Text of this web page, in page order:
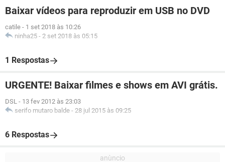
Baixar vídeos para reproduzir em USB no DVD
catile - 1 set 2018 às 10:26
ninha25 - 2 set 2018 às 05:15
1 Respostas
URGENTE! Baixar filmes e shows em AVI grátis.
DSL - 13 fev 2012 às 23:03
serifo mutaro balde - 28 jul 2015 às 09:25
6 Respostas